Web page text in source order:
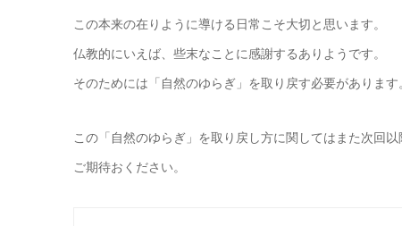
この本来の在りように導ける日常こそ大切と思います。
仏教的にいえば、些末なことに感謝するありようです。
そのためには「自然のゆらぎ」を取り戻す必要があります
この「自然のゆらぎ」を取り戻し方に関してはまた次回以
ご期待おください。